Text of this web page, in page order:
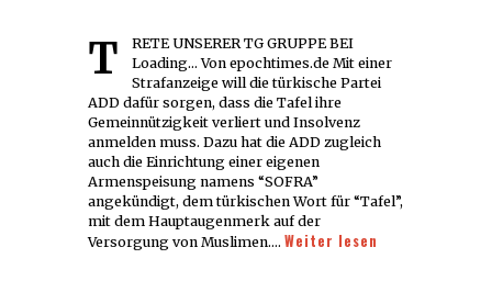
TRETE UNSERER TG GRUPPE BEI
Loading... Von epochtimes.de Mit einer
Strafanzeige will die türkische Partei
ADD dafür sorgen, dass die Tafel ihre
Gemeinnützigkeit verliert und Insolvenz
anmelden muss. Dazu hat die ADD zugleich
auch die Einrichtung einer eigenen
Armenspeisung namens “SOFRA”
angekündigt, dem türkischen Wort für “Tafel”,
mit dem Hauptaugenmerk auf der
Versorgung von Muslimen.… Weiter lesen